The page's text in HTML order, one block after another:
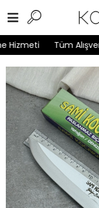
Hizmeti Tüm